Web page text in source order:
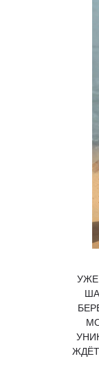
УЖЕ